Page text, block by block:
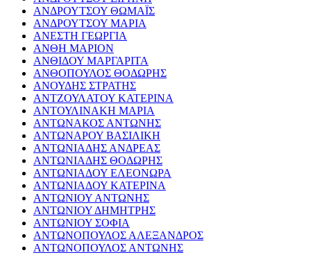
ΑΝΔΡΟΥΤΣΟΥ ΘΩΜΑΪΣ
ΑΝΔΡΟΥΤΣΟΥ ΜΑΡΙΑ
ΑΝΕΣΤΗ ΓΕΩΡΓΙΑ
ΑΝΘΗ ΜΑΡΙΟΝ
ΑΝΘΙΔΟΥ ΜΑΡΓΑΡΙΤΑ
ΑΝΘΟΠΟΥΛΟΣ ΘΟΔΩΡΗΣ
ΑΝΟΥΔΗΣ ΣΤΡΑΤΗΣ
ΑΝΤΖΟΥΛΑΤΟΥ ΚΑΤΕΡΙΝΑ
ΑΝΤΟΥΛΙΝΑΚΗ ΜΑΡΙΑ
ΑΝΤΩΝΑΚΟΣ ΑΝΤΩΝΗΣ
ΑΝΤΩΝΑΡΟΥ ΒΑΣΙΛΙΚΗ
ΑΝΤΩΝΙΑΔΗΣ ΑΝΔΡΕΑΣ
ΑΝΤΩΝΙΑΔΗΣ ΘΟΔΩΡΗΣ
ΑΝΤΩΝΙΑΔΟΥ ΕΛΕΟΝΩΡΑ
ΑΝΤΩΝΙΑΔΟΥ ΚΑΤΕΡΙΝΑ
ΑΝΤΩΝΙΟΥ ΑΝΤΩΝΗΣ
ΑΝΤΩΝΙΟΥ ΔΗΜΗΤΡΗΣ
ΑΝΤΩΝΙΟΥ ΣΟΦΙΑ
ΑΝΤΩΝΟΠΟΥΛΟΣ ΑΛΕΞΑΝΔΡΟΣ
ΑΝΤΩΝΟΠΟΥΛΟΣ ΑΝΤΩΝΗΣ